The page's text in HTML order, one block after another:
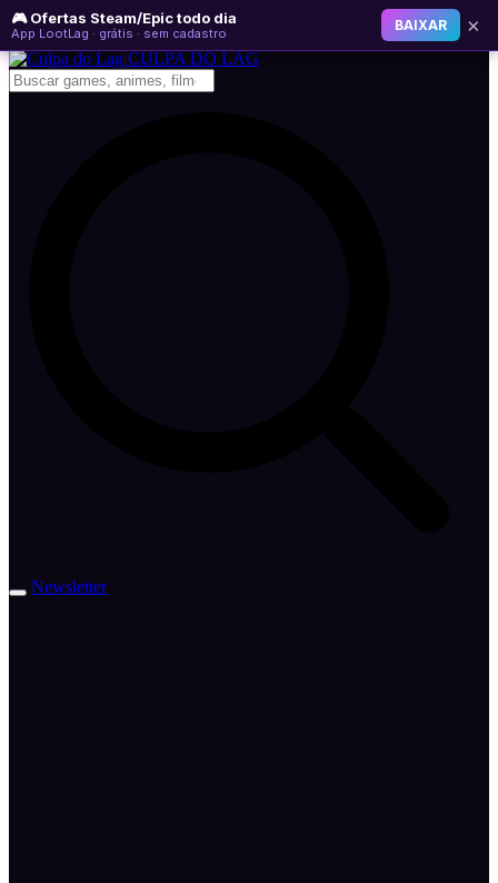
🎮 Ofertas Steam/Epic todo dia
App LootLag · grátis · sem cadastro BAIXAR ×
domingo, 09 de agosto de 2026 WhatsApp Instagram
YouTube
Newsletter
CULPA DO LAG
Newsletter